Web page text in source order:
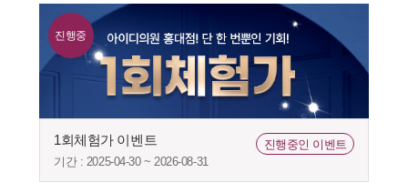
진행중
1회체험가 이벤트
기간 : 2025-04-30 ~ 2026-08-31
진행중인 이벤트